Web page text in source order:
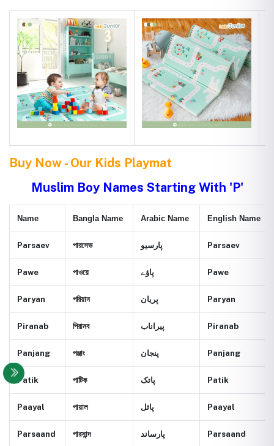
Buy Now - Our Kids Playmat
Muslim Boy Names Starting With 'P'
Name Bangla Name Arabic Name English Name
Parsaev পারসেভ پارسيو Parsaev
Pawe পাওয়ে پاؤے Pawe
Paryan পরিয়ান پريان Paryan
Piranab পিরানব پيراناب Piranab
Panjang পঞ্জাং پنجان Panjang
Patik পাটিক پاتک Patik
Paayal পায়াল پائل Paayal
Parsaand পারসান্দ پارساند Parsaand